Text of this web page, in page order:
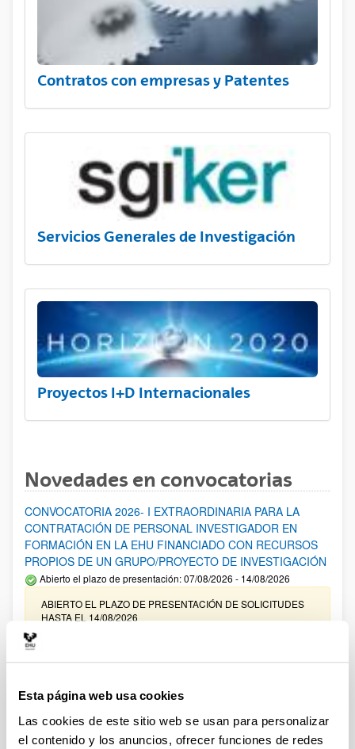
Esta página web usa cookies
Las cookies de este sitio web se usan para personalizar
el contenido y los anuncios, ofrecer funciones de redes
Contratos con empresas y Patentes
Servicios Generales de Investigación
Proyectos I+D Internacionales
Novedades en convocatorias
CONVOCATORIA 2026- I EXTRAORDINARIA PARA LA
CONTRATACIÓN DE PERSONAL INVESTIGADOR EN
FORMACIÓN EN LA EHU FINANCIADO CON RECURSOS
PROPIOS DE UN GRUPO/PROYECTO DE INVESTIGACIÓN
Abierto el plazo de presentación: 07/08/2026 - 14/08/2026
ABIERTO EL PLAZO DE PRESENTACIÓN DE SOLICITUDES
HASTA EL 14/08/2026
Ayudas para financiación de la adquisición y renovación de
UPV/EHU 2026
Trámite abierto
25/03/2026: Corrección de errores del listado provisional de
solicitudes admitidas y excluidas. 23/03/2026: Relación